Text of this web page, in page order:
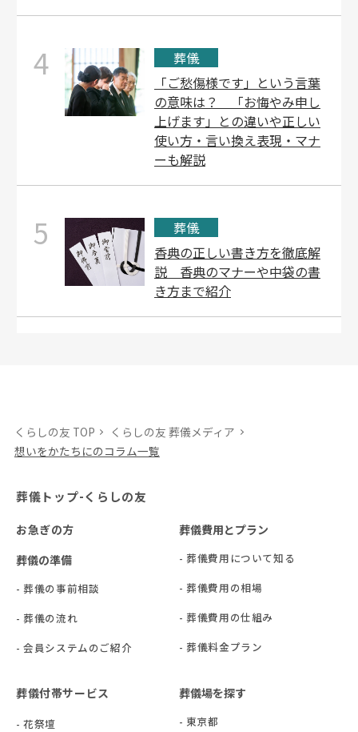
4
葬儀
「ご愁傷様です」という言葉
の意味は？ 「お悔やみ申し
上げます」との違いや正しい
使い方・言い換え表現・マナ
ーも解説
5
葬儀
香典の正しい書き方を徹底解
説 香典のマナーや中袋の書
き方まで紹介
くらしの友 TOP
くらしの友 葬儀メディア
想いをかたちにのコラム一覧
葬儀トップ-くらしの友
お急ぎの方
葬儀の準備
- 葬儀の事前相談
- 葬儀の流れ
- 会員システムのご紹介
葬儀費用とプラン
- 葬儀費用について知る
- 葬儀費用の相場
- 葬儀費用の仕組み
- 葬儀料金プラン
葬儀付帯サービス
- 花祭壇
葬儀場を探す
- 東京都